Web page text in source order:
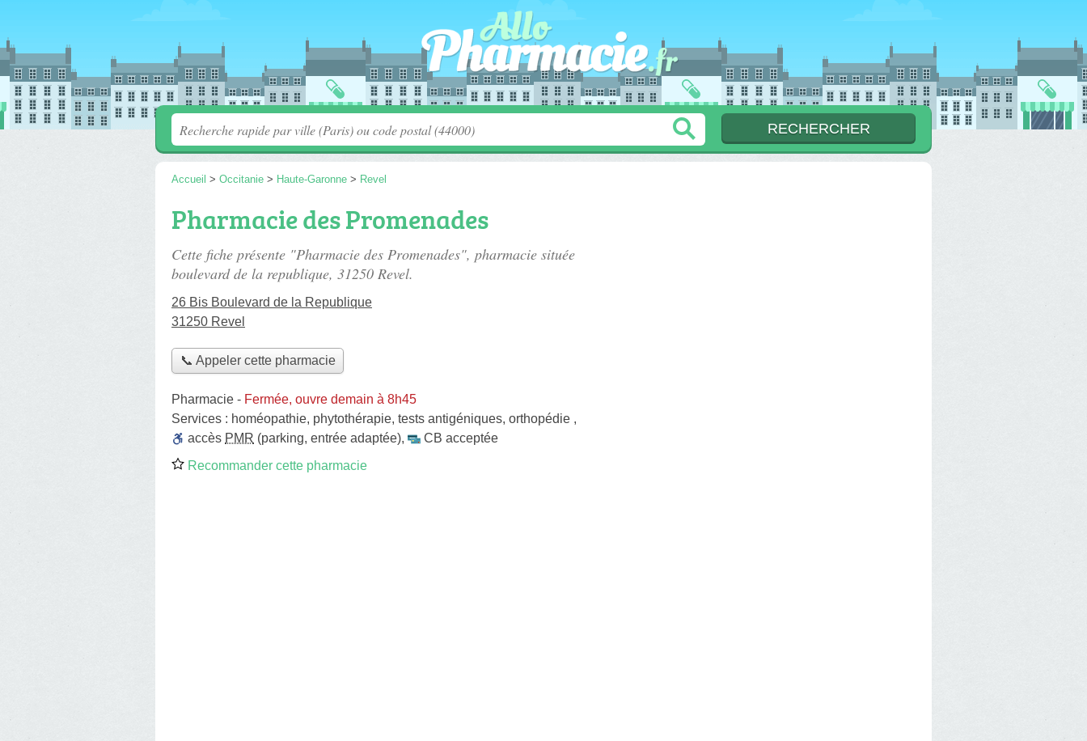
Accueil > Occitanie > Haute-Garonne > Revel
Pharmacie des Promenades
Cette fiche présente "Pharmacie des Promenades", pharmacie située
boulevard de la republique, 31250 Revel.
26 Bis Boulevard de la Republique
31250 Revel
📞 Appeler cette pharmacie
Pharmacie - Fermée, ouvre demain à 8h45
Services : homéopathie, phytothérapie, tests antigéniques, orthopédie ,
accès PMR (parking, entrée adaptée),
CB acceptée
Recommander cette pharmacie